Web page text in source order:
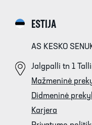
ESTIJA
AS KESKO
Jalgpalli tn 1
Mažmeninė
Didmeninė
Karjera